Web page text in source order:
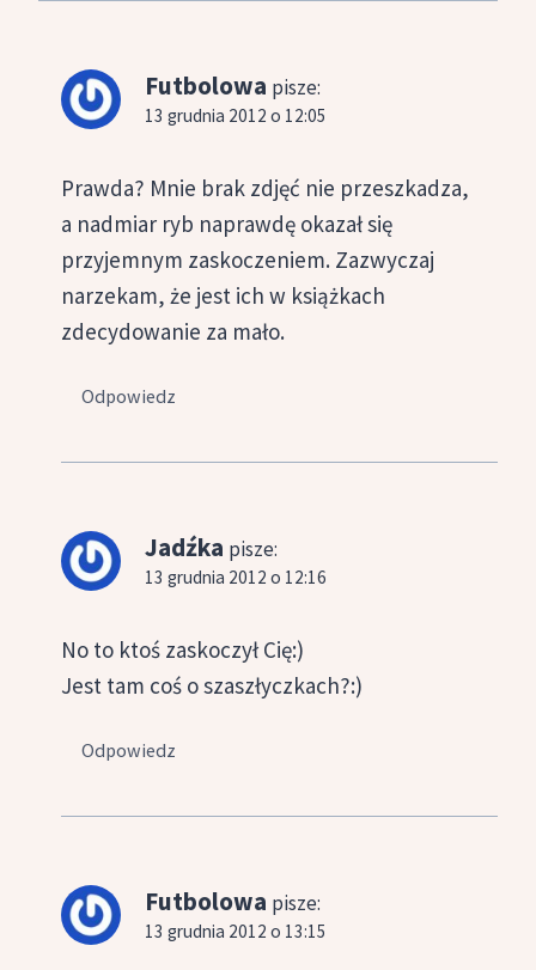
Futbolowa pisze:
13 grudnia 2012 o 12:05
Prawda? Mnie brak zdjęć nie przeszkadza,
a nadmiar ryb naprawdę okazał się
przyjemnym zaskoczeniem. Zazwyczaj
narzekam, że jest ich w książkach
zdecydowanie za mało.
Odpowiedz
Jadźka pisze:
13 grudnia 2012 o 12:16
No to ktoś zaskoczył Cię:)
Jest tam coś o szaszłyczkach?:)
Odpowiedz
Futbolowa pisze:
13 grudnia 2012 o 13:15